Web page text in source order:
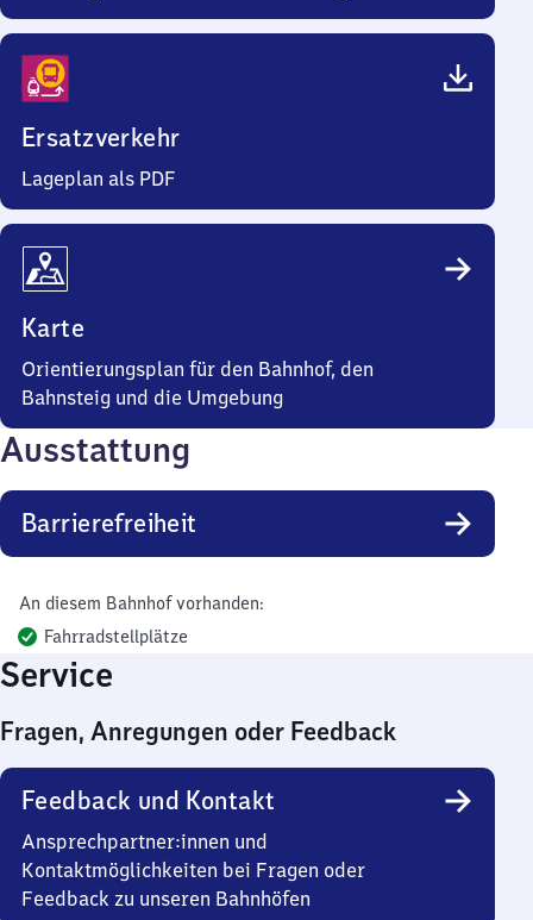
Ersatzverkehr
Lageplan als PDF
Karte
Orientierungsplan für den Bahnhof, den
Bahnsteig und die Umgebung
Ausstattung
Barrierefreiheit
An diesem Bahnhof vorhanden:
Fahrradstellplätze
Service
Fragen, Anregungen oder Feedback
Feedback und Kontakt
Ansprechpartner:innen und
Kontaktmöglichkeiten bei Fragen oder
Feedback zu unseren Bahnhöfen